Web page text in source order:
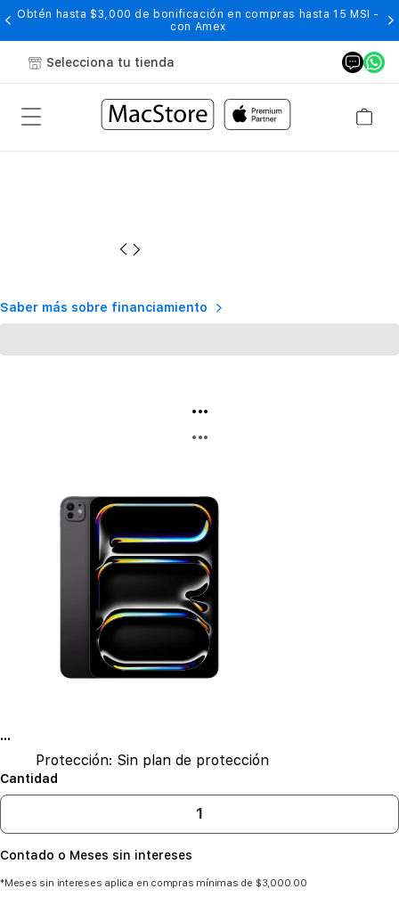
Obtén hasta $3,000 de bonificación en compras hasta 15 MSI -
con Amex
Selecciona tu tienda
Saber más sobre financiamiento
...
...
...
Protección: Sin plan de protección
Cantidad
Contado o Meses sin intereses
*Meses sin intereses aplica en compras mínimas de $3,000.00